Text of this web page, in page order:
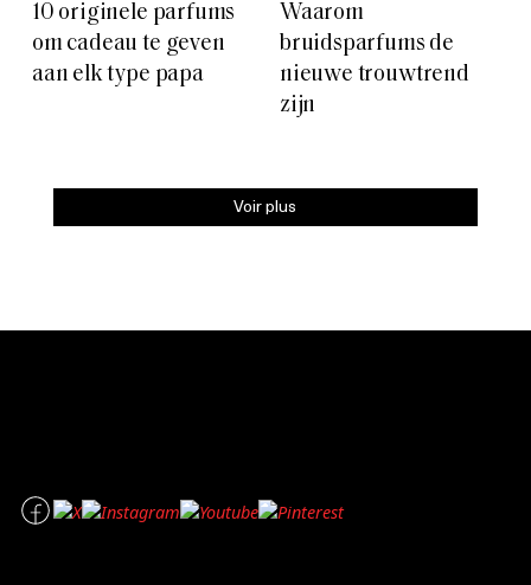
10 originele parfums
om cadeau te geven
aan elk type papa
Waarom
bruidsparfums de
nieuwe trouwtrend
zijn
Voir plus